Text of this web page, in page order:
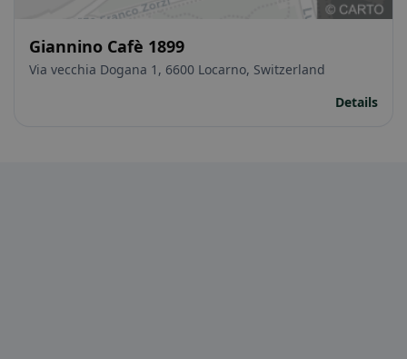
Giannino Cafè 1899
Via vecchia Dogana 1, 6600 Locarno, Switzerland
Details